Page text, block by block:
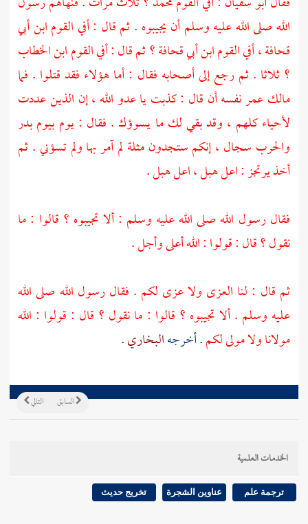
الله صلى الله عليه وسلم أن يجيبوه . ثم قال : أفي القومابن أبي
قحافة ،أفي القومابن أبي قحافة ؟ثم قال : أفي القومابن الخطاب
؟ثلاثا . ثم رجع إلى أصحابه فقال : أما هؤلاء فقد قتلوا . فما
مالكعمرنفسه أن قال : كذبت يا عدو الله ، إن الذين عددت
لأحياء كلهم ، وقد بقي لك ما يسوؤك . فقال : يوم بيومبدر
والحرب سجال ، إنكم ستجدون مثلة لم آمر بها ولم تسؤني . ثم
أخذ يرتجز : اعل هبل ، اعل هبل .
فقال رسول الله صلى الله عليه وسلم : ألا تجيبوه ؟ قالوا : ما
نقول ؟ قال : قولوا : الله أعلى وأجل .
ثم قال : لنا العزى ولا عزى لكم . فقال رسول الله صلى الله
عليه وسلم . ألا تجيبوه ؟ قالوا : ما نقول ؟ قال : قولوا : الله
مولانا ولا مولى لكم. أخرجهالبخاري.
التالي السابق
الخدمات العلمية
ترجمة علم عناوين الشجرة تخريج حديث